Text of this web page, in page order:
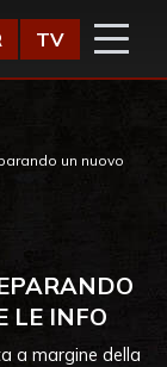
TV
un nuovo
LE INFO
a margine della